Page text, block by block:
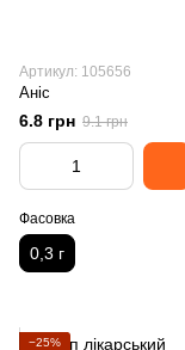
Артикул: 105656
Аніс
6.8 грн 9.1 грн
Фасовка
0,3 г
−25%